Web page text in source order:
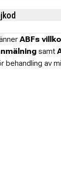
och skriv stora och
ABFs
samt
behandling av